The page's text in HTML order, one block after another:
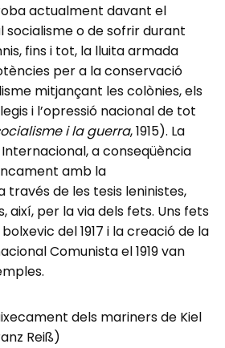
actualment davant el
socialisme o de sofrir durant
fins i tot, la lluita armada
per a la conservació
mitjançant les colònies, els
i l’opressió nacional de tot
i la guerra, 1915). La
a conseqüència
amb la
través de les tesis leninistes,
així, per la via dels fets. Uns fets
del 1917 i la creació de la
Comunista el 1919 van
dels mariners de Kiel
Reiß)